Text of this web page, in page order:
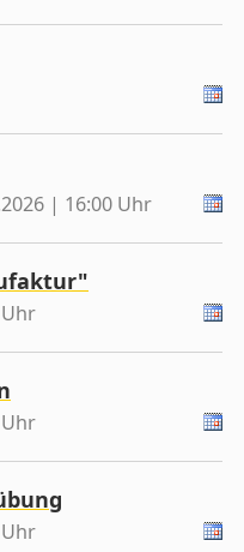
| 16:00 Uhr